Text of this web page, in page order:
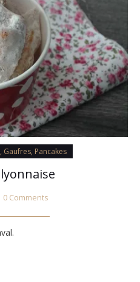
Gaufres, Pancakes
0 Comments